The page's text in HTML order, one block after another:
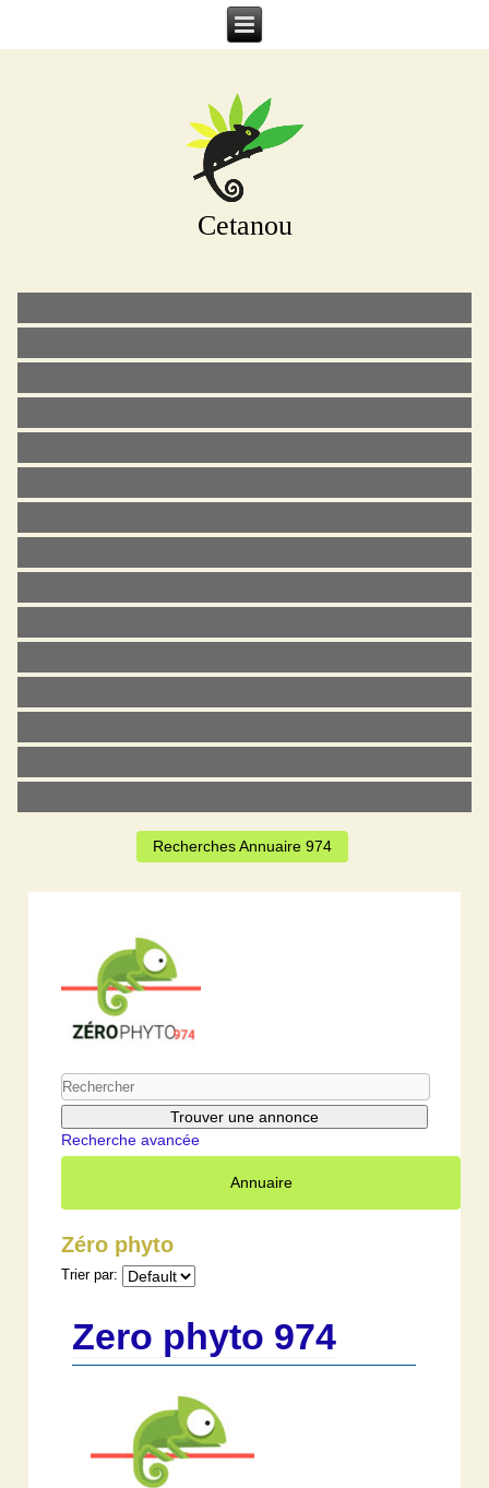
Cetanou
Recherches Annuaire 974
Recherche avancée
Annuaire
Zéro phyto
Trier par:
Zero phyto 974